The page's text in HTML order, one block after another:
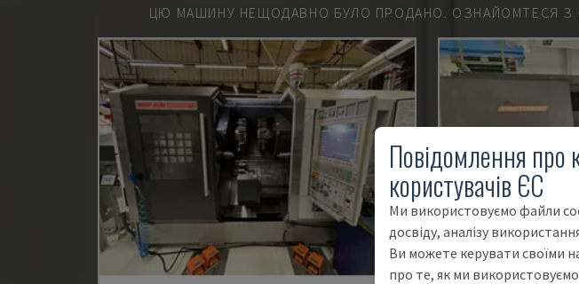
ЦЮ МАШИНУ НЕЩОДАВНО БУЛО ПРОДАНО. ОЗНАЙОМТЕСЯ З
Повідомлення про
користувачів ЄС
Ми використовуємо файли
досвіду, аналізу
Ви можете керувати своїми
про те, як ми